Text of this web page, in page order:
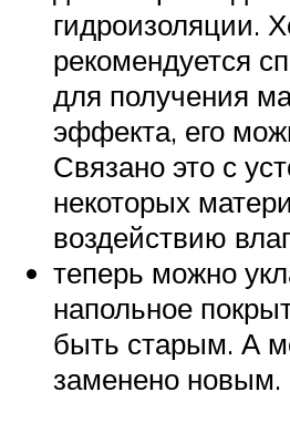
гидроизоляции.
рекомендуется
для получения
эффекта, его
Связано это с
некоторых
воздействию
теперь можно
напольное
быть старым. А
заменено новым.